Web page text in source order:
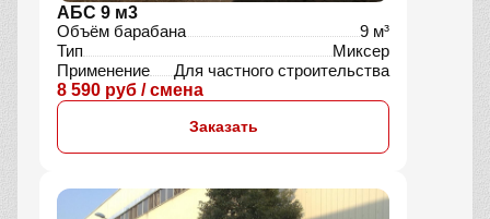
АБС 9 м3
Объём барабана
9 м³
Тип
Миксер
Применение
Для частного строительства
8 590 руб / смена
Заказать